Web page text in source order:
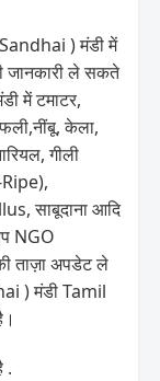
) मंडी में
जानकारी ले सकते
में टमाटर,
केला,
गीली
साबूदाना आदि
NGO
ताज़ा अपडेट ले
) मंडी Tamil
.